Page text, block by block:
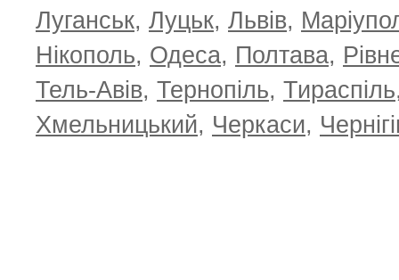
Луганськ, Луцьк, Львів,
Нікополь, Одеса, Полтава,
Тель-Авів, Тернопіль, Тираспіль
Хмельницький, Черкаси,